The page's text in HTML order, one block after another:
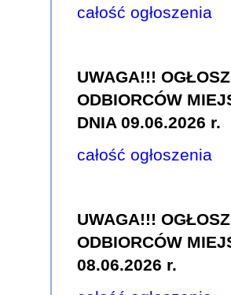
całość ogłoszenia
UWAGA!!!
ODBIORCÓW
DNIA 09.06.2026 r.
całość ogłoszenia
UWAGA!!!
ODBIORCÓW
08.06.2026 r.